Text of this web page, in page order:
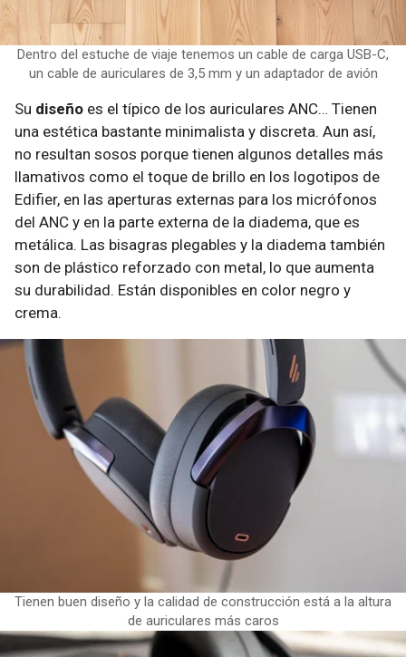
Dentro del estuche de viaje tenemos un cable de carga USB-C,
un cable de auriculares de 3,5 mm y un adaptador de avión
Su diseño es el típico de los auriculares ANC… Tienen
una estética bastante minimalista y discreta. Aun así,
no resultan sosos porque tienen algunos detalles más
llamativos como el toque de brillo en los logotipos de
Edifier, en las aperturas externas para los micrófonos
del ANC y en la parte externa de la diadema, que es
metálica. Las bisagras plegables y la diadema también
son de plástico reforzado con metal, lo que aumenta
su durabilidad. Están disponibles en color negro y
crema.
Tienen buen diseño y la calidad de construcción está a la altura
de auriculares más caros